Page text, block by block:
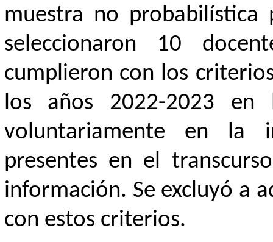
muestra no probabilística
seleccionaron 10
cumplieron con los
los años 2022-2023 en
voluntariamente en la
presentes en el
información. Se excluyó a
con estos criterios.